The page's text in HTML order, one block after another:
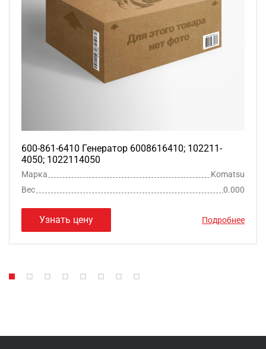
600-861-6410 Генератор 6008616410; 102211-
4050; 1022114050
Марка
Komatsu
Вес
0.000
Узнать цену Подробнее